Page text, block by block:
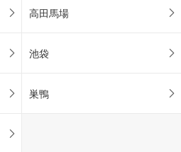
高田馬場
池袋
巣鴨